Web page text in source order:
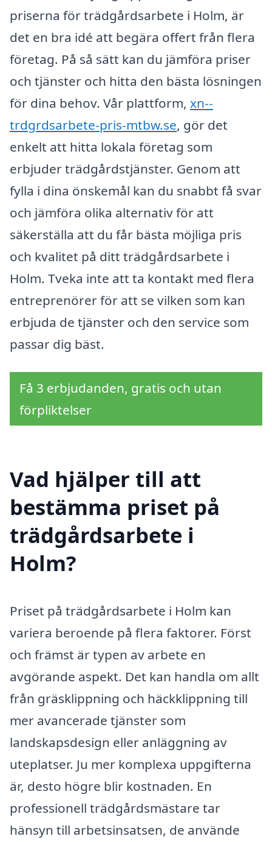
priserna för trädgårdsarbete i Holm, är
det en bra idé att begära offert från flera
företag. På så sätt kan du jämföra priser
och tjänster och hitta den bästa lösningen
för dina behov. Vår plattform, xn--
trdgrdsarbete-pris-mtbw.se, gör det
enkelt att hitta lokala företag som
erbjuder trädgårdstjänster. Genom att
fylla i dina önskemål kan du snabbt få svar
och jämföra olika alternativ för att
säkerställa att du får bästa möjliga pris
och kvalitet på ditt trädgårdsarbete i
Holm. Tveka inte att ta kontakt med flera
entreprenörer för att se vilken som kan
erbjuda de tjänster och den service som
passar dig bäst.
Få 3 erbjudanden, gratis och utan
förpliktelser
Vad hjälper till att
bestämma priset på
trädgårdsarbete i
Holm?
Priset på trädgårdsarbete i Holm kan
variera beroende på flera faktorer. Först
och främst är typen av arbete en
avgörande aspekt. Det kan handla om allt
från gräsklippning och häckklippning till
mer avancerade tjänster som
landskapsdesign eller anläggning av
uteplatser. Ju mer komplexa uppgifterna
är, desto högre blir kostnaden. En
professionell trädgårdsmästare tar
hänsyn till arbetsinsatsen, de använde